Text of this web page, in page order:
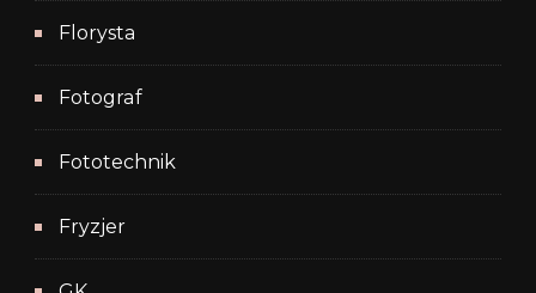
Florysta
Fotograf
Fototechnik
Fryzjer